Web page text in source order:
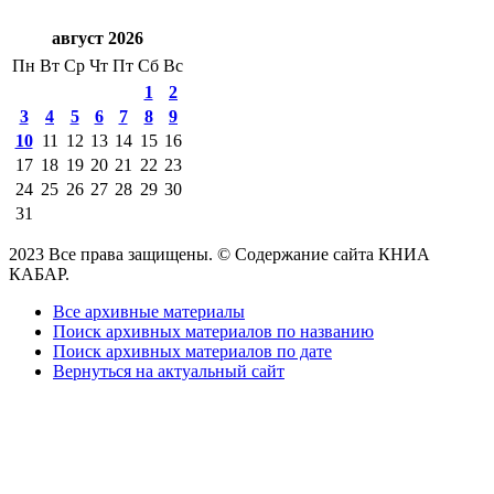
август 2026
Пн Вт Ср Чт Пт Сб Вс
1
2
3
4 5 6 7 8
9
10 11 12 13 14 15 16
17 18 19 20 21 22 23
24 25 26 27 28 29 30
31
2023 Все права защищены. © Содержание сайта КНИА
КАБАР.
Все архивные материалы
Поиск архивных материалов по названию
Поиск архивных материалов по дате
Вернуться на актуальный сайт